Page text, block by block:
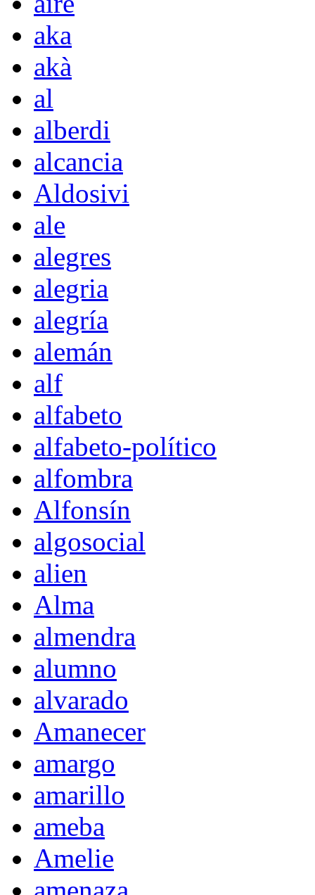
aka
akà
al
alberdi
alcancia
Aldosivi
ale
alegres
alegria
alegría
alemán
alf
alfabeto
alfabeto-político
alfombra
Alfonsín
algosocial
alien
Alma
almendra
alumno
alvarado
Amanecer
amargo
amarillo
ameba
Amelie